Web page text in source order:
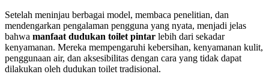
Setelah meninjau berbagai model, membaca penelitian, dan
mendengarkan pengalaman pengguna yang nyata, menjadi jelas
bahwa manfaat dudukan toilet pintar lebih dari sekadar
kenyamanan. Mereka mempengaruhi kebersihan, kenyamanan kulit,
penggunaan air, dan aksesibilitas dengan cara yang tidak dapat
dilakukan oleh dudukan toilet tradisional.